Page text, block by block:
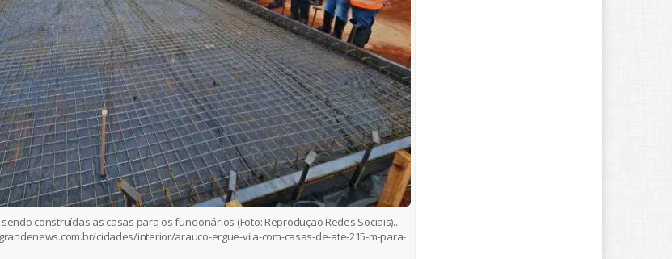
construídas as casas para os funcionários (Foto: Reprodução Redes Sociais)...
cidades/interior/arauco-ergue-vila-com-casas-de-ate-215-m-para-